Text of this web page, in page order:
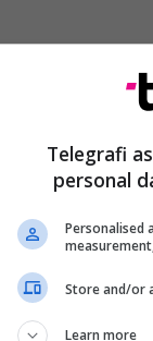
këtë çmim
partneritetit
rajonal,
&
Telegrafi
personal
Personalised
Store and/or
Learn more